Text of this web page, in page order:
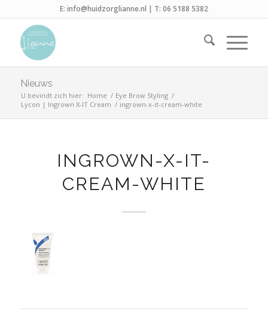
E: info@huidzorglianne.nl | T: 06 5188 5382
Nieuws
U bevindt zich hier: Home / Eye Brow Styling /
Lycon | Ingrown X-IT Cream / ingrown-x-it-cream-white
INGROWN-X-IT-
CREAM-WHITE